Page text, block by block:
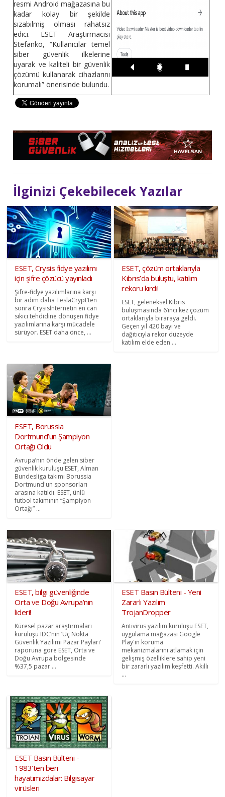
resmi Android mağazasına bu
kadar kolay bir şekilde
sızabilmiş olması rahatsız
edici. ESET Araştırmacısı
Stefanko, “Kullanıcılar temel
siber güvenlik ilkelerine
uyarak ve kaliteli bir güvenlik
çözümü kullanarak cihazlarını
korumalı” önerisinde bulundu.
İlginizi Çekebilecek Yazılar
ESET, Crysis fidye yazılımı
için şifre çözücü yayınladı
Şifre-fidye yazılımlarına karşı
bir adım daha TeslaCrypt’ten
sonra Crysisİnternetin en can
sıkıcı tehdidine dönüşen fidye
yazılımlarına karşı mücadele
sürüyor. ESET daha önce, ...
ESET, çözüm ortaklarıyla
Kıbrıs’da buluştu, katılım
rekoru kırdı!
ESET, geleneksel Kıbrıs
buluşmasında 6’ıncı kez çözüm
ortaklarıyla biraraya geldi.
Geçen yıl 420 bayi ve
dağıtıcıyla rekor düzeyde
katılım elde eden ...
ESET, Borussia
Dortmund’un Şampiyon
Ortağı Oldu
Avrupa’nın önde gelen siber
güvenlik kuruluşu ESET, Alman
Bundesliga takımı Borussia
Dortmund'un sponsorları
arasına katıldı. ESET, ünlü
futbol takımının “Şampiyon
Ortağı” ...
ESET, bilgi güvenliğinde
Orta ve Doğu Avrupa’nın
lideri!
Küresel pazar araştırmaları
kuruluşu IDC’nin ‘Uç Nokta
Güvenlik Yazılımı Pazar Payları‘
raporuna göre ESET, Orta ve
Doğu Avrupa bölgesinde
%37,5 pazar ...
ESET Basın Bülteni - Yeni
Zararlı Yazılım
TrojanDropper
Antivirüs yazılım kuruluşu ESET,
uygulama mağazası Google
Play'in koruma
mekanizmalarını atlamak için
gelişmiş özelliklere sahip yeni
bir zararlı yazılım keşfetti. Akıllı
...
ESET Basın Bülteni -
1983’ten beri
hayatımızdalar: Bilgisayar
virüsleri